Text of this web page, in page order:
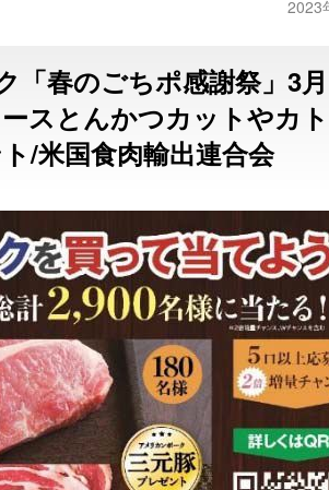
2023
「春のごちポ感謝祭」3
スとんかつカットやカ
/米国食肉輸出連合会